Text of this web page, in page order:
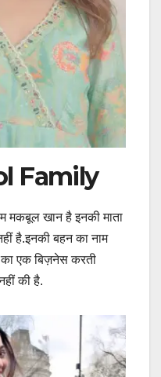
Family
मकबूल खान है इनकी माता
है.इनकी बहन का नाम
एक बिज़नेस करती
की है.